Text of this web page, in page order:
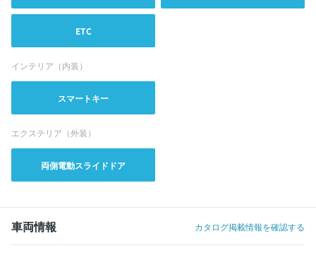
ETC
インテリア（内装）
スマートキー
エクステリア（外装）
両側電動スライドドア
車両情報 カタログ掲載情報を確認する